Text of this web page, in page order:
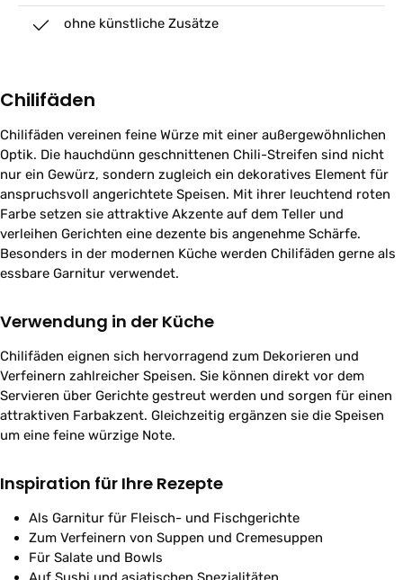
ohne künstliche Zusätze
Chilifäden
Chilifäden vereinen feine Würze mit einer außergewöhnlichen
Optik. Die hauchdünn geschnittenen Chili-Streifen sind nicht
nur ein Gewürz, sondern zugleich ein dekoratives Element für
anspruchsvoll angerichtete Speisen. Mit ihrer leuchtend roten
Farbe setzen sie attraktive Akzente auf dem Teller und
verleihen Gerichten eine dezente bis angenehme Schärfe.
Besonders in der modernen Küche werden Chilifäden gerne als
essbare Garnitur verwendet.
Verwendung in der Küche
Chilifäden eignen sich hervorragend zum Dekorieren und
Verfeinern zahlreicher Speisen. Sie können direkt vor dem
Servieren über Gerichte gestreut werden und sorgen für einen
attraktiven Farbakzent. Gleichzeitig ergänzen sie die Speisen
um eine feine würzige Note.
Inspiration für Ihre Rezepte
Als Garnitur für Fleisch- und Fischgerichte
Zum Verfeinern von Suppen und Cremesuppen
Für Salate und Bowls